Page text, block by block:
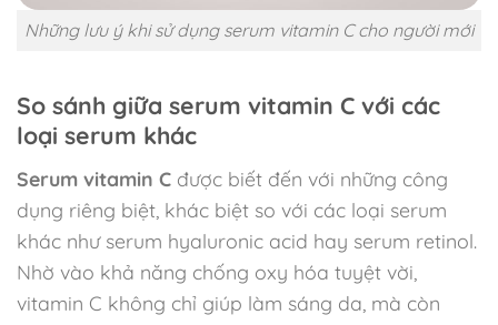
Những lưu ý khi sử dụng serum vitamin C cho người mới
So sánh giữa serum vitamin C với các
loại serum khác
Serum vitamin C được biết đến với những công
dụng riêng biệt, khác biệt so với các loại serum
khác như serum hyaluronic acid hay serum retinol.
Nhờ vào khả năng chống oxy hóa tuyệt vời,
vitamin C không chỉ giúp làm sáng da, mà còn